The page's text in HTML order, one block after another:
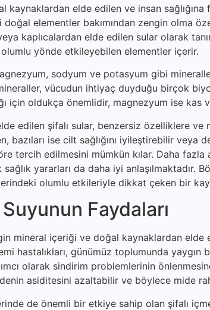
kaynaklardan elde edilen ve insan
elementler bakımından zengin olma
kaplıcalardan elde edilen sular olarak
olumlu yönde etkileyebilen elementler içerir.
sodyum ve potasyum gibi
vücudun ihtiyaç duyduğu birçok
için oldukça önemlidir, magnezyum ise kas
edilen şifalı sular, benzersiz özelliklere
bazıları ise cilt sağlığını iyileştirebilir
tercih edilmesini mümkün kılar. Daha
sağlık yararları da daha iyi anlaşılmaktadır.
olumlu etkileriyle dikkat çeken bir
Faydaları
mineral içeriği ve doğal kaynaklardan
hastalıkları, günümüz toplumunda
olarak sindirim problemlerinin
asiditesini azaltabilir ve böylece mide
de önemli bir etkiye sahip olan şifalı